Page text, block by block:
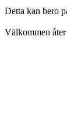
Detta kan bero
Välkommen